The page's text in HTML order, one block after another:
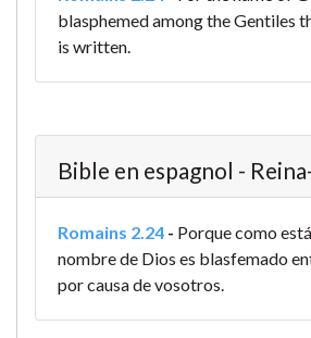
blasphemed among the Gentiles
is written.
Bible en espagnol -
Romains 2.24 - Porque como
nombre de Dios es blasfemado
por causa de vosotros.